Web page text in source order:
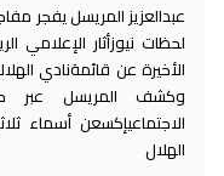
عبدالعزيز المريسل يفجر
لحظات نيوزأثار الإعلامي
الأخيرة عن قائمةنادي
وكشف المريسل عبر
الاجتماعيإكسعن أسماء
الهلال